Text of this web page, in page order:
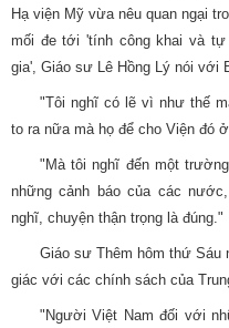
Hạ viện Mỹ vừa nêu quan ngại
mối đe tới 'tính công khai và tự
gia', Giáo sư Lê Hồng Lý nói với
"Tôi nghĩ có lẽ vì như thế
to ra nữa mà họ để cho Viện đó
"Mà tôi nghĩ đến một
những cảnh báo của các
nghĩ, chuyện thận trọng là đúng."
Giáo sư Thêm hôm thứ Sáu
giác với các chính sách của
"Người Việt Nam đối với